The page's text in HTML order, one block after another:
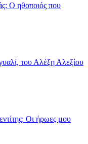
Ο ηθοποιός που
του Αλέξη Αλεξίου
Οι ήρωες μου